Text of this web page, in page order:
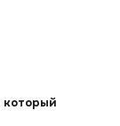
который